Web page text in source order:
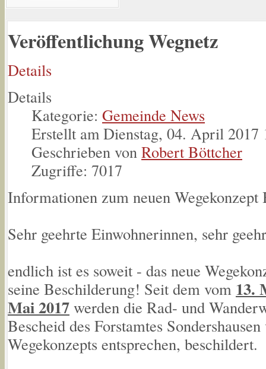
Veröffentlichung Wegnetz
Details
Details
Kategorie: Gemeinde News
Erstellt am Dienstag, 04. April 2017
Geschrieben von Robert Böttcher
Zugriffe: 7017
Informationen zum neuen Wegekonzept
Sehr geehrte Einwohnerinnen, sehr
endlich ist es soweit - das neue
seine Beschilderung! Seit dem vom 13.
Mai 2017 werden die Rad- und
Bescheid des Forstamtes
Wegekonzepts entsprechen, beschildert.